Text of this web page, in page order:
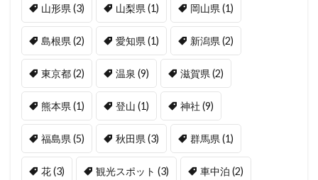
山形県 (3) 山梨県 (1) 岡山県 (1)
島根県 (2) 愛知県 (1) 新潟県 (2)
東京都(2) 温泉 (9) 滋賀県 (2)
熊本県 (1) 登山 (1) 神社 (9)
福島県 (5) 秋田県 (3) 群馬県 (1)
花(3) 観光スポット (3) 車中泊 (2)